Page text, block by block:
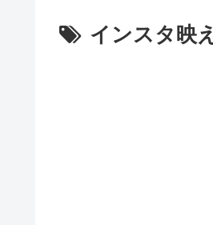
インスタ映え